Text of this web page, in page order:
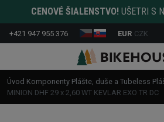
CENOVÉ ŠIALENSTVO! UŠETRI S
+421 947 955 376 EUR CZK
Úvod Komponenty Plášte, duše a Tubeless
MINION DHF 29 x 2,60 WT KEVLAR EXO TR DC